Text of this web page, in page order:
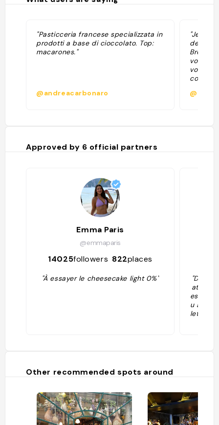
"Pasticceria francese specializzata in
prodotti a base di cioccolato. Top:
macarones."
@andreacarbonaro
"Jean-
de mes
vous
vous
@
Approved by 6 official partners
Emma Paris
@emmaparis
14025followers 822places
"À essayer le cheesecake light 0%"
"Dans
atier
es
u à
lettes,
Other recommended spots around